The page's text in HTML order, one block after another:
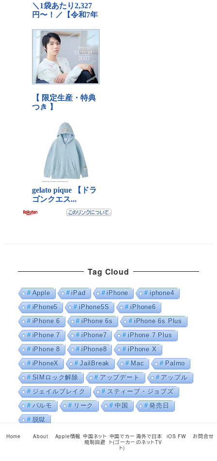
Tag Cloud
Apple iPad iPhone
iphone4
iPhone5
iPhone5S
iPhone6
iPhone 6
iPhone 6s
iPhone 6s Plus
iPhone 7
iPhone7
iPhone 7 Plus
iPhone 8
iPhone8
iPhone X
iPhoneX
JailBreak Mac
Palmo
SIMロック解除
アップデート
アップル
ジェイルブレイク
スティーブ・ジョブズ
パルモ
リーク 中国
発売日
脱獄
月別アーカイブ
Home About Apple情報 中国ネット
規制回避
中国でカー
ト(ゴーカー
ト)
海外で日本
のネットTV
iOS FW お問合せ